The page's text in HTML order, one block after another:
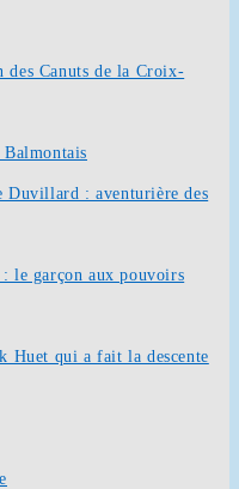
des Canuts de la Croix-
Duvillard : aventurière des
le garçon aux pouvoirs
Huet qui a fait la descente